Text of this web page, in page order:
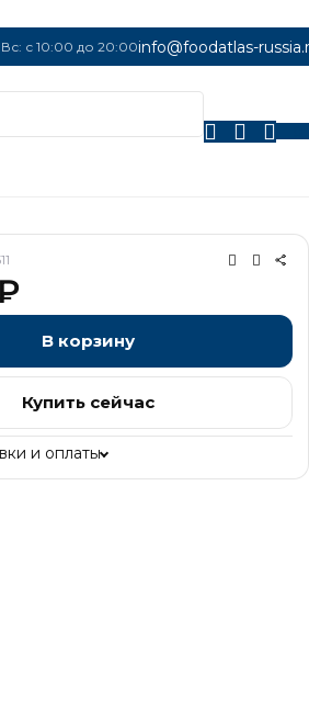
с 10:00 до 20:00info@foodatlas-
В корзину
Купить сейчас
и оплаты